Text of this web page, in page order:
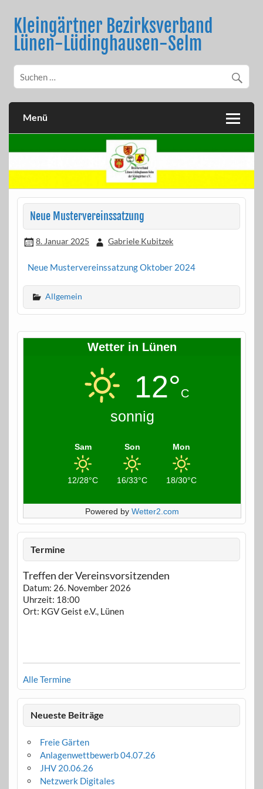
contentKleingärtner Bezirksverband
Lünen-Lüdinghausen-Selm
Menü
Neue Mustervereinssatzung
8. Januar 2025 Gabriele Kubitzek
Neue Mustervereinssatzung Oktober 2024
Allgemein
Wetter in Lünen
12°C
sonnig
Sam
12/28°C
Son
16/33°C
Mon
18/30°C
Powered by Wetter2.com
Termine
Treffen der Vereinsvorsitzenden
Datum: 26. November 2026
Uhrzeit: 18:00
Ort: KGV Geist e.V., Lünen
Alle Termine
Neueste Beiträge
Freie Gärten
Anlagenwettbewerb 04.07.26
JHV 20.06.26
Netzwerk Digitales